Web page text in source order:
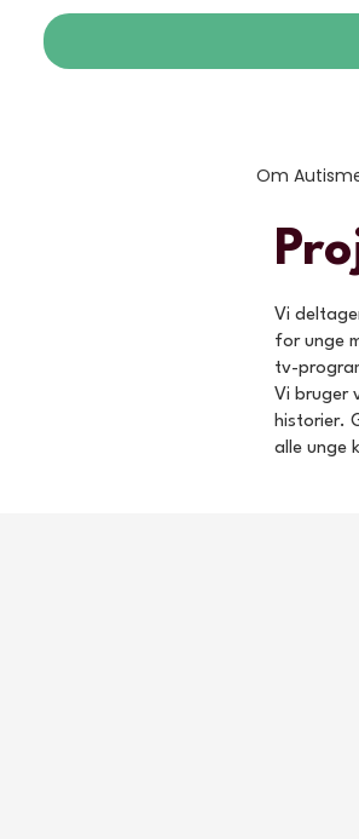
Om
Vi
for unge
tv-
Vi bruger
historier.
alle unge